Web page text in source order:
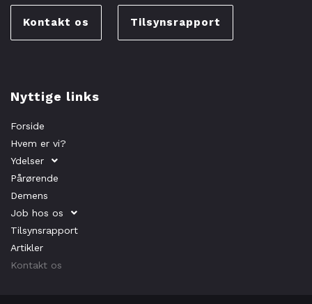
Kontakt os Tilsynsrapport
Nyttige links
Forside
Hvem er vi?
Ydelser
Pårørende
Demens
Job hos os
Tilsynsrapport
Artikler
Kontakt os